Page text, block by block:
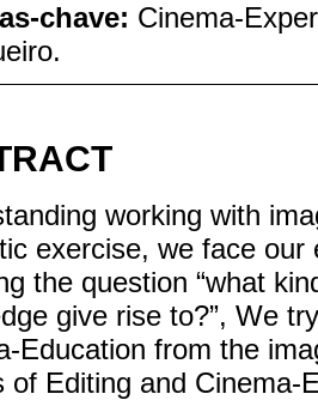
chave: Cinema-
working with
exercise, we face
the question “what
give rise to?”, We
Education from the
of Editing and Cinema-